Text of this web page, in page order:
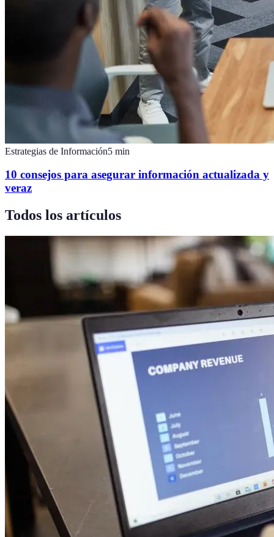
Estrategias de Información5 min
10 consejos para asegurar información actualizada y
veraz
Todos los artículos